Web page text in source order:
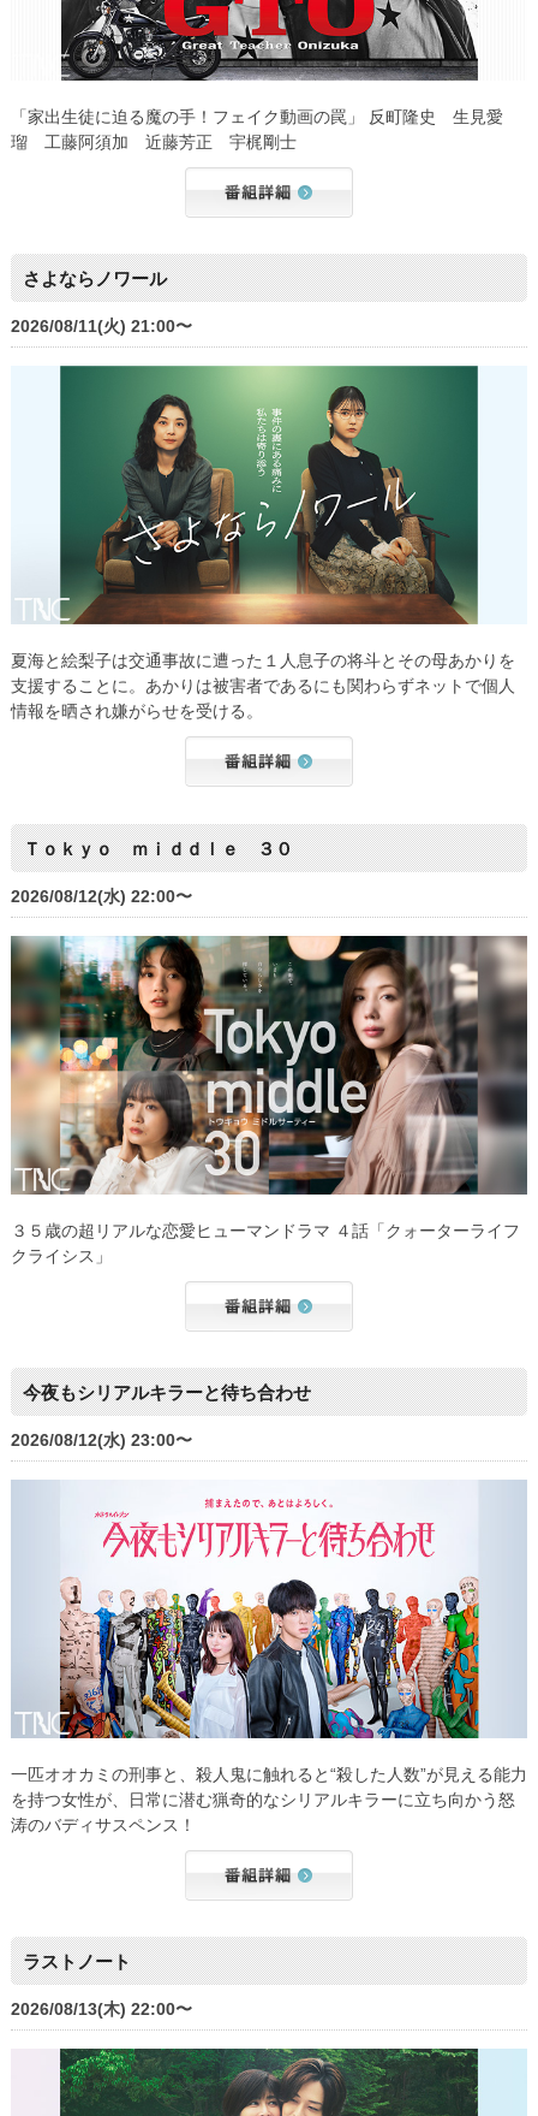
「家出生徒に迫る魔の手！フェイク動画の罠」 反町隆史 生見愛
瑠 工藤阿須加 近藤芳正 宇梶剛士
さよならノワール
2026/08/11(火) 21:00〜
夏海と絵梨子は交通事故に遭った１人息子の将斗とその母あかりを
支援することに。あかりは被害者であるにも関わらずネットで個人
情報を晒され嫌がらせを受ける。
Ｔｏｋｙｏ ｍｉｄｄｌｅ ３０
2026/08/12(水) 22:00〜
３５歳の超リアルな恋愛ヒューマンドラマ ４話「クォーターライフ
クライシス」
今夜もシリアルキラーと待ち合わせ
2026/08/12(水) 23:00〜
一匹オオカミの刑事と、殺人鬼に触れると“殺した人数”が見える能力
を持つ女性が、日常に潜む猟奇的なシリアルキラーに立ち向かう怒
涛のバディサスペンス！
ラストノート
2026/08/13(木) 22:00〜